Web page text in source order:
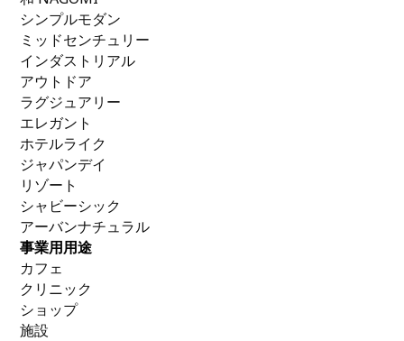
シンプルモダン
ミッドセンチュリー
インダストリアル
アウトドア
ラグジュアリー
エレガント
ホテルライク
ジャパンデイ
リゾート
シャビーシック
アーバンナチュラル
事業用用途
カフェ
クリニック
ショップ
施設